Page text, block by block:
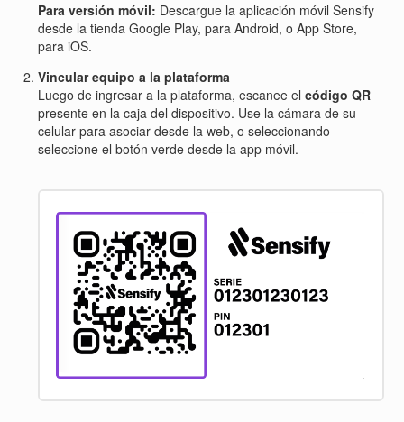
Para versión móvil: Descargue la aplicación móvil Sensify
desde la tienda Google Play, para Android, o App Store,
para iOS.
Vincular equipo a la plataforma
Luego de ingresar a la plataforma, escanee elcódigo QR
presente en la caja del dispositivo. Use la cámara de su
celular para asociar desde la web, o seleccionando
seleccione el botón verde desde la app móvil.